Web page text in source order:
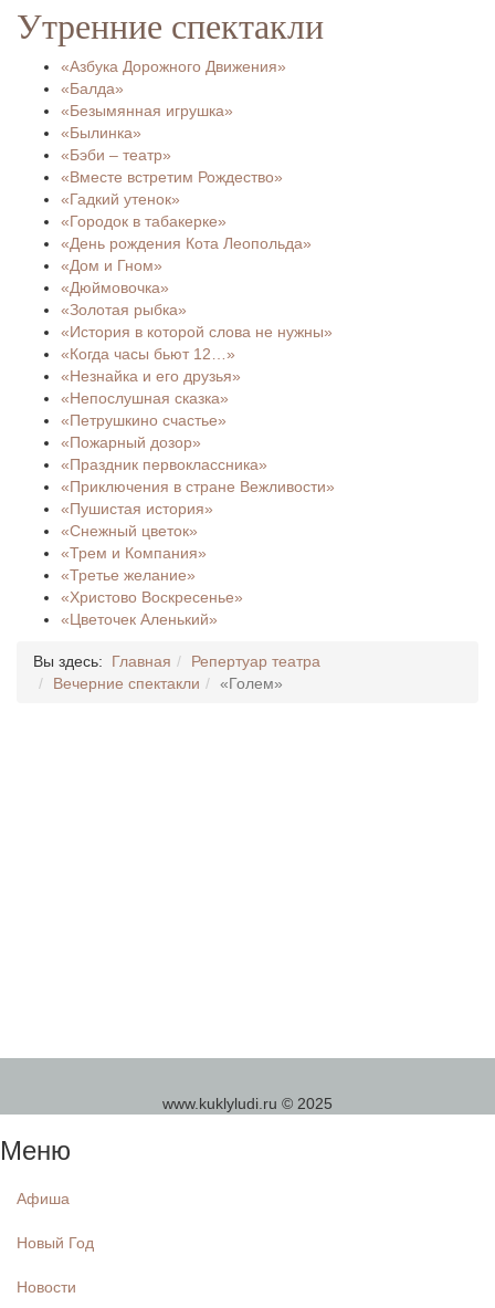
Утренние спектакли
«Азбука Дорожного Движения»
«Балда»
«Безымянная игрушка»
«Былинка»
«Бэби – театр»
«Вместе встретим Рождество»
«Гадкий утенок»
«Городок в табакерке»
«День рождения Кота Леопольда»
«Дом и Гном»
«Дюймовочка»
«Золотая рыбка»
«История в которой слова не нужны»
«Когда часы бьют 12…»
«Незнайка и его друзья»
«Непослушная сказка»
«Петрушкино счастье»
«Пожарный дозор»
«Праздник первоклассника»
«Приключения в стране Вежливости»
«Пушистая история»
«Снежный цветок»
«Трем и Компания»
«Третье желание»
«Христово Воскресенье»
«Цветочек Аленький»
Вы здесь: Главная
Репертуар театра
Вечерние спектакли
«Голем»
www.kuklyludi.ru © 2025
Меню
Афиша
Новый Год
Новости